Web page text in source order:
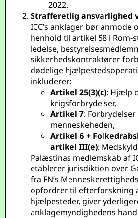
Strafferetlig ansvarlighed
ICC’s anklager bør
henhold til artikel 58 i Rom-
ledelse,
sikkerhedskontraktører
dødelige
inkluderer:
Artikel 25(3)(c): Hjælp
krigsforbrydelser,
Artikel 7: Forbrydelser
menneskeheden,
Artikel 6 +
artikel III(e):
Palæstinas medlemskab af
etablerer jurisdiktion over
fra FN’s
opfordrer til efterforskning
hjælpesteder, giver
anklagemyndighedens